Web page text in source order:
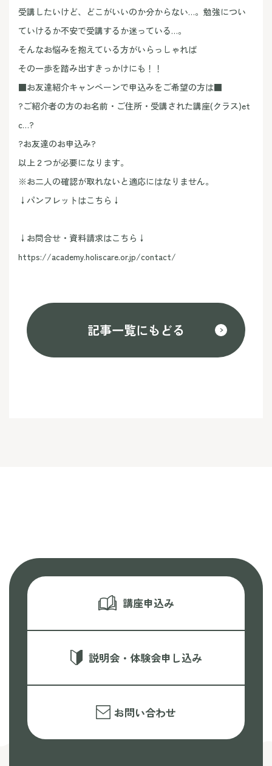
受講したいけど、どこがいいのか分からない…。勉強につい
ていけるか不安で受講するか迷っている…。
そんなお悩みを抱えている方がいらっしゃれば
その一歩を踏み出すきっかけにも！！
■お友達紹介キャンペーンで申込みをご希望の方は■
?ご紹介者の方のお名前・ご住所・受講された講座(クラス)et
c…?
?お友達のお申込み?
以上２つが必要になります。
※お二人の確認が取れないと適応にはなりません。
↓パンフレットはこちら↓
↓お問合せ・資料請求はこちら↓
https://academy.holiscare.or.jp/contact/
記事一覧にもどる
講座申込み
説明会・体験会申し込み
お問い合わせ